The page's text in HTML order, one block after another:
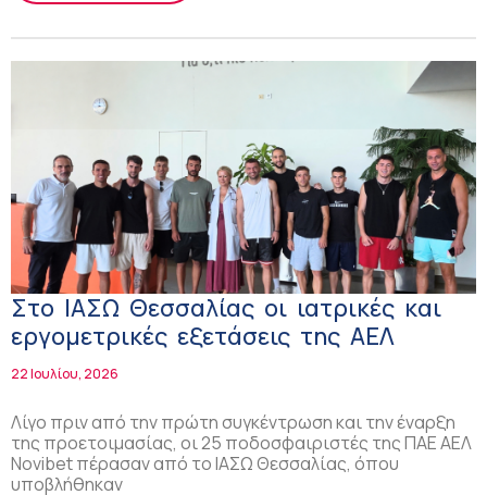
Στο ΙΑΣΩ Θεσσαλίας οι ιατρικές και
εργομετρικές εξετάσεις της ΑΕΛ
22 Ιουλίου, 2026
Λίγο πριν από την πρώτη συγκέντρωση και την έναρξη
της προετοιμασίας, οι 25 ποδοσφαιριστές της ΠΑΕ ΑΕΛ
Novibet πέρασαν από το ΙΑΣΩ Θεσσαλίας, όπου
υποβλήθηκαν